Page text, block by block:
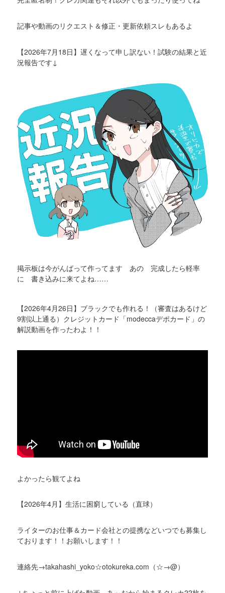
記事や動画のリクエスト＆修正・更新依頼スレもあるよ
【2026年7月18日】遅くなって申し訳ない！試験の結果と近
況報告です↓
掲示板は今がんばって作ってます あの 完成したら軽率
に 書き込みに来てよね……
【2026年4月26日】ブラックでも作れる！（審査はあるけど
9割以上通る）クレジットカード「modeccaデポカード」の
解説動画を作ったわよ！！
よかったら観てよね
【2026年4月】生活に困窮している（直球）
ライターのお仕事＆カード会社との提携などいつでも募集し
ております！！お願いします！！
連絡先→takahashi_yoko☆otokureka.com（☆→@）